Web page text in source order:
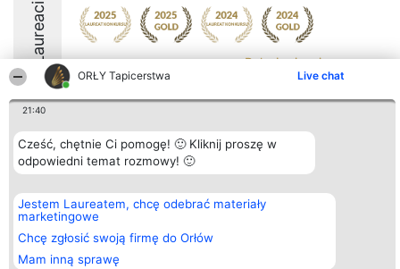
ORŁY Tapicerstwa Live chat
21:40
Cześć, chętnie Ci pomogę! 🙂 Kliknij proszę w
odpowiedni temat rozmowy! 🙂
Jestem Laureatem, chcę odebrać materiały
marketingowe
Chcę zgłosić swoją firmę do Orłów
Mam inną sprawę
Laureaci Pokaż więcej >>
9.9
Organizator plebiscytu
Bright Side Solutions sp. z o.
ul. Ruska 22
Wrocław 50-079
KRS 0000749100 | Regon
381313360 | NIP 8943132676
+48 508 492 400
Plebiscyt
Laureaci
wszystkich
Laureatów
Regulamin
Kontakt